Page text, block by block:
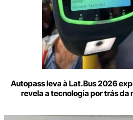
Autopass leva à Lat.Bus 2026
revela a tecnologia por trás da